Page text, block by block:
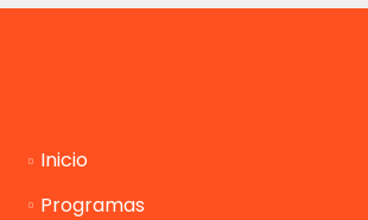
Inicio
Programas